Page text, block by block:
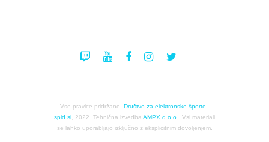
Vse pravice pridržane, Društvo za elektronske športe -
spid.si, 2022. Tehnična izvedba AMPX d.o.o.. Vsi materiali
se lahko uporabljajo izključno z eksplicitnim dovoljenjem.